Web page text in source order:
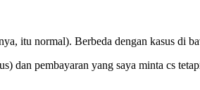
itu normal). Berbeda dengan kasus di
dan pembayaran yang saya minta cs